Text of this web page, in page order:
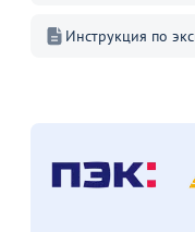
Инструкция по